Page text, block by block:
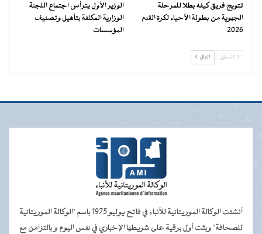
تتويج فريق كيفه بطلا للمرحلة
الجهوية من بطولة الأحياء لكرة القدم
2026
الوزير الأول يترأس اجتماع اللجنة
الوزارية المكلفة بتأهيل وتصنيف
المؤسسات
السابق التالي
أنشئت الوكالة الموريتانية للأنباء في فاتح يوليو 1975 باسم "الوكالة الموريتانية
للصحافة" وبثت أول برقية على شريطها الإخباري في نفس اليوم و بالتزامن مع